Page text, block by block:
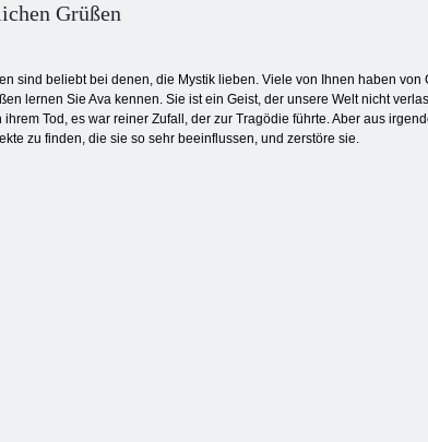
Besonderer Tag
Grüßen
sind beliebt bei denen, die Mystik lieben. Viele von Ihnen haben
lernen Sie Ava kennen. Sie ist ein Geist, der unsere Welt nicht
Tod, es war reiner Zufall, der zur Tragödie führte. Aber aus
zu finden, die sie so sehr beeinflussen, und zerstöre sie.